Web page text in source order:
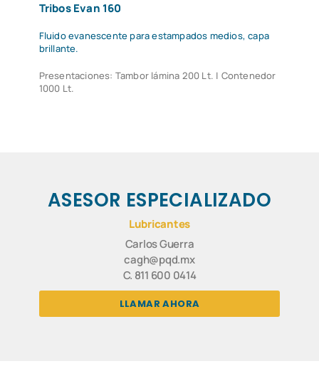
Tribos Evan 160
Fluido evanescente para estampados medios, capa
brillante.
Presentaciones: Tambor lámina 200 Lt. | Contenedor
1000 Lt.
ASESOR ESPECIALIZADO
Lubricantes
Carlos Guerra
cagh@pqd.mx
C. 811 600 0414
LLAMAR AHORA